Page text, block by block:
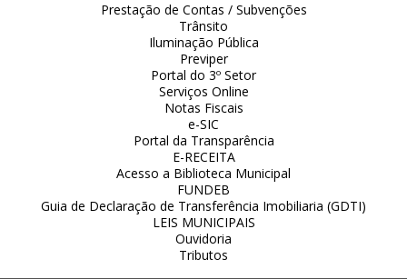
Prestação de Contas / Subvenções
Trânsito
Iluminação Pública
Previper
Portal do 3º Setor
Serviços Online
Notas Fiscais
e-SIC
Portal da Transparência
E-RECEITA
Acesso a Biblioteca Municipal
FUNDEB
Guia de Declaração de Transferência Imobiliaria (GDTI)
LEIS MUNICIPAIS
Ouvidoria
Tributos